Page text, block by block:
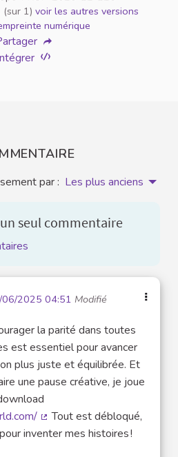
(sur 1) voir les autres versions
numérique
par : Les plus anciens
seul commentaire
2025 04:51 Modifié
la parité dans toutes
est essentiel pour avancer
plus juste et équilibrée. Et
une pause créative, je joue
(Lien externe)
Tout est débloqué,
inventer mes histoires !